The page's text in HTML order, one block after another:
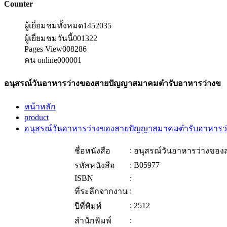
Counter
ผู้เยี่ยมชมทั้งหมด1452035
ผู้เยี่ยมชมวันนี้001322
Pages View008286
คน online000001
อนุสรณ์วันอาหารว่างของสายปัญญาสมาคมตำรับอาหารว่างข
หน้าหลัก
product
อนุสรณ์วันอาหารว่างของสายปัญญาสมาคมตำรับอาหาร
ชื่อหนังสือ : อนุสรณ์วันอาหารว่างขอ
รหัสหนังสือ
: B05977
ISBN
:
ที่ระลึกจากงาน :
ปีที่พิมพ์
: 2512
สำนักพิมพ์
: